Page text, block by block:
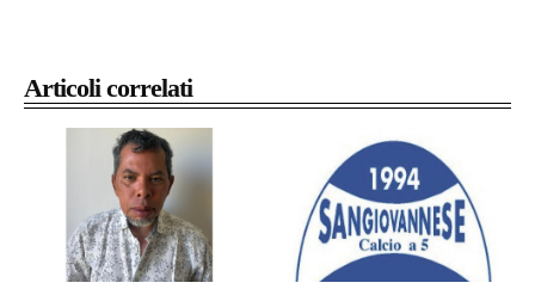
Articoli correlati